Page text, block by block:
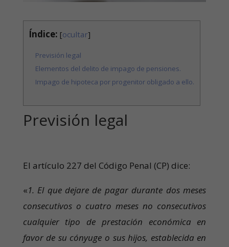
Índice: [ocultar]
Previsión legal
Elementos del delito de impago de pensiones.
Impago de hipoteca por progenitor obligado a ello.
Previsión legal
El artículo 227 del Código Penal (CP) dice:
«1. El que dejare de pagar durante dos meses
consecutivos o cuatro meses no consecutivos
cualquier tipo de prestación económica en
favor de su cónyuge o sus hijos, establecida en